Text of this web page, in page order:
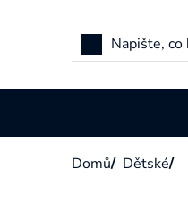
Domů/ Dětské/